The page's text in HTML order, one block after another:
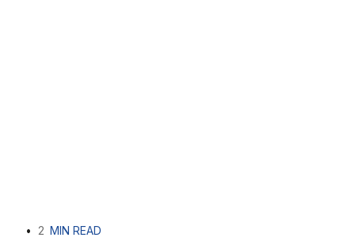
• 2 MIN READ